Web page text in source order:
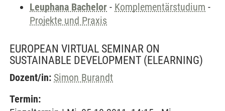
Leuphana Bachelor - Komplementärstudium -
Projekte und Praxis
EUROPEAN VIRTUAL SEMINAR ON
SUSTAINABLE DEVELOPMENT (ELEARNING)
Dozent/in: Simon Burandt
Termin: